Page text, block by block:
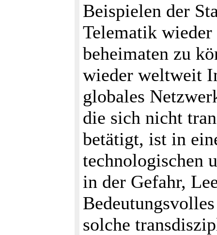
Beispielen der
Telematik
beheimaten zu
wieder weltweit
globales
die sich nicht
betätigt, ist in
technologischen
in der Gefahr,
solche